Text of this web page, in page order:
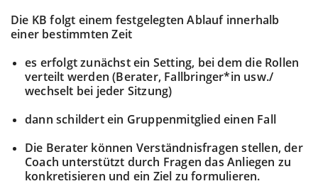
Die KB folgt einem festgelegten Ablauf innerhalb
einer bestimmten Zeit
es erfolgt zunächst ein Setting, bei dem die Rollen
verteilt werden (Berater, Fallbringer*in usw./
wechselt bei jeder Sitzung)
dann schildert ein Gruppenmitglied einen Fall
Die Berater können Verständnisfragen stellen, der
Coach unterstützt durch Fragen das Anliegen zu
konkretisieren und ein Ziel zu formulieren.